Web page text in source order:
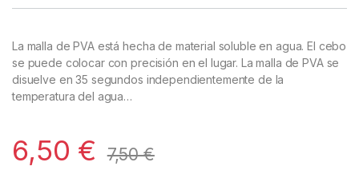
La malla de PVA está hecha de material soluble en agua. El cebo
se puede colocar con precisión en el lugar. La malla de PVA se
disuelve en 35 segundos independientemente de la
temperatura del agua…
6,50 € 7,50€